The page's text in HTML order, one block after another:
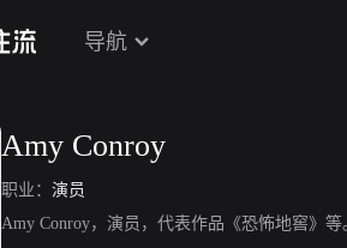
导航
Amy Conroy
职业： 演员
Amy Conroy，演员，代表作品《恐怖地窖》等